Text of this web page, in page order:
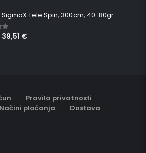
Tele Spin, 300cm, 40-80gr
of 5
39,51 €
Pravila privatnosti
Načini plaćanja Dostava